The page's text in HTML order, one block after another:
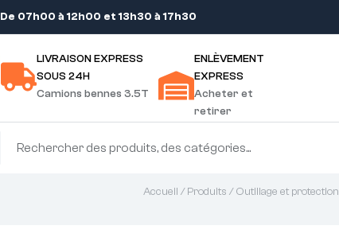
De 07h00 à 12h00 et 13h30 à 17h30
LIVRAISON EXPRESS
SOUS 24H
Camions bennes 3.5T
ENLÈVEMENT
EXPRESS
Acheter et
retirer
Accueil /Produits /Outillage et protection